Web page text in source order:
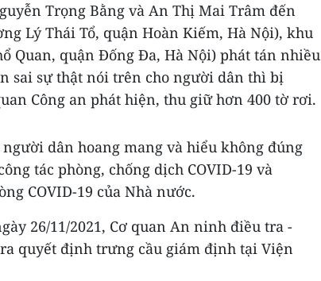
Trọng Bằng và An Thị Mai Trâm đến
Lý Thái Tổ, quận Hoàn Kiếm, Hà Nội), khu
Quan, quận Đống Đa, Hà Nội) phát tán nhiều
sai sự thật nói trên cho người dân thì bị
Công an phát hiện, thu giữ hơn 400 tờ rơi.
dân hoang mang và hiểu không đúng
tác phòng, chống dịch COVID-19 và
COVID-19 của Nhà nước.
26/11/2021, Cơ quan An ninh điều tra -
quyết định trưng cầu giám định tại Viện